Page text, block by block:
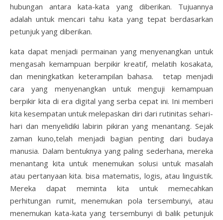
hubungan antara kata-kata yang diberikan. Tujuannya
adalah untuk mencari tahu kata yang tepat berdasarkan
petunjuk yang diberikan.
kata dapat menjadi permainan yang menyenangkan untuk
mengasah kemampuan berpikir kreatif, melatih kosakata,
dan meningkatkan keterampilan bahasa.
tetap menjadi
cara yang menyenangkan untuk menguji kemampuan
berpikir kita di era digital yang serba cepat ini. Ini memberi
kita kesempatan untuk melepaskan diri dari rutinitas sehari-
hari dan menyelidiki labirin pikiran yang menantang. Sejak
zaman kuno,telah menjadi bagian penting dari budaya
manusia. Dalam bentuknya yang paling sederhana, mereka
menantang kita untuk menemukan solusi untuk masalah
atau pertanyaan kita. bisa matematis, logis, atau linguistik.
Mereka dapat meminta kita untuk memecahkan
perhitungan rumit, menemukan pola tersembunyi, atau
menemukan kata-kata yang tersembunyi di balik petunjuk